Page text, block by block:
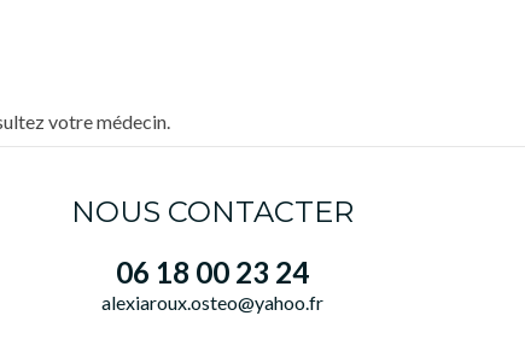
votre médecin.
NOUS CONTACTER
06 18 00 23 24
alexiaroux.osteo@yahoo.fr